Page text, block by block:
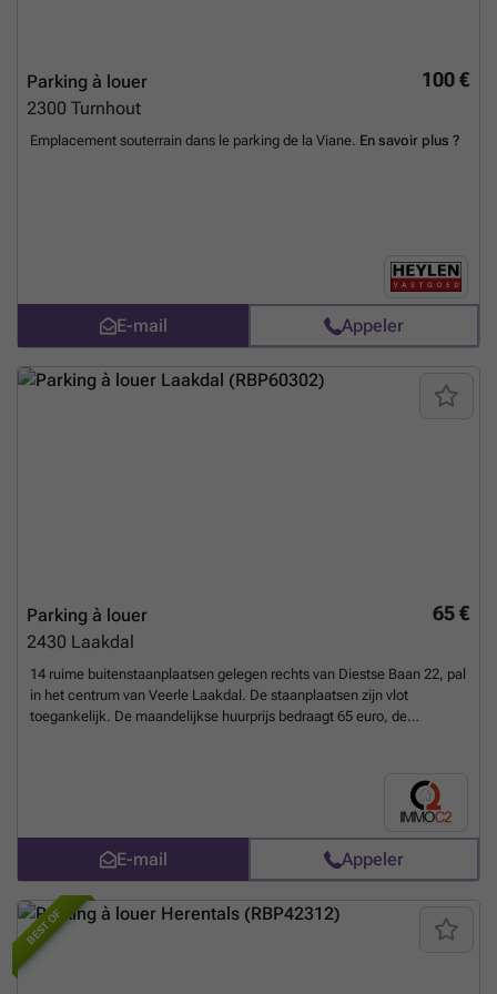
100 €
Parking à louer
2300 Turnhout
Emplacement souterrain dans le parking de la Viane. En savoir plus ?
E-mail Appeler
65 €
Parking à louer
2430 Laakdal
14 ruime buitenstaanplaatsen gelegen rechts van Diestse Baan 22, pal
in het centrum van Veerle Laakdal. De staanplaatsen zijn vlot
toegankelijk. De maandelijkse huurprijs bedraagt 65 euro, de
krijgt u 1 maand korting. Indien deze staanplaatsen uw interesse
opwekken, aarzel dan niet om contact op te nemen via ### .En
E-mail Appeler
BEST OF